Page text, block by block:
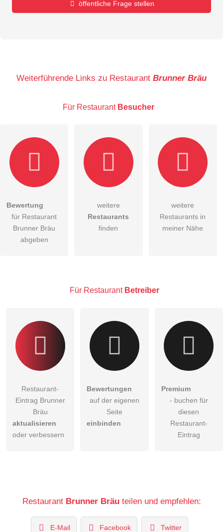
öffentliche Frage stellen
E-Mail-Adresse (wird nicht veröffentlicht)
Hiermit akzeptiere ich dieAGB
DieDatenschutzerklärung habe ich zur Kenntnis genommen.
Besucher sichtbar.
Weiterführende Links zu Restaurant Brunner Bräu
Für Restaurant Besucher
Bewertung
für Restaurant
Brunner Bräu
abgeben
weitere
Restaurants
finden
weitere
Restaurants in
meiner Nähe
Für Restaurant Betreiber
Restaurant-
Eintrag Brunner
Bräu
aktualisieren
oder verbessern
Bewertungen
auf der eigenen
Seite
einbinden
Premium
- buchen für
diesen
Restaurant-
Eintrag
Restaurant Brunner Bräuteilen und empfehlen:
E-Mail Facebook Twitter